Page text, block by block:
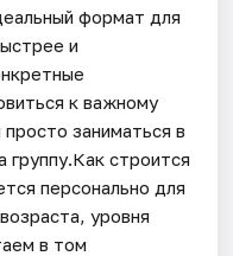
формат для
и
к важному
заниматься в
группу.Как строится
персонально для
уровня
в том